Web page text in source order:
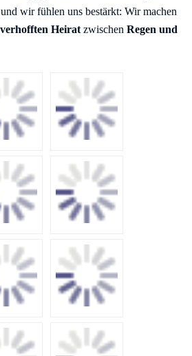
wir fühlen uns bestärkt: Wir machen
Heirat zwischen Regen und